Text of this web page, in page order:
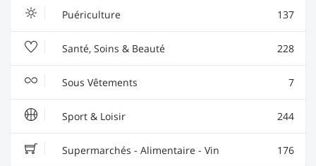
Puériculture 137
Santé, Soins & Beauté 228
Sous Vêtements 7
Sport & Loisir 244
Supermarchés - Alimentaire - Vin 176